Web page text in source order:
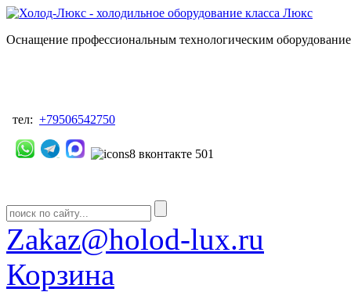
Оснащение профессиональным технологическим
тел: +79506542750
Zakaz@holod-lux.ru
Корзина